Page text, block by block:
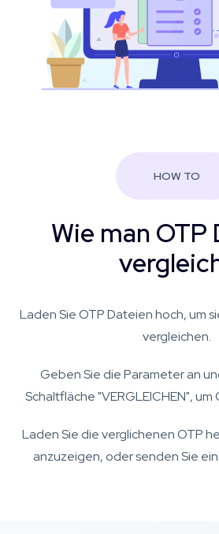
HOW TO
Wie man OTP
Laden Sie OTP Dateien hoch, um
vergleichen.
Geben Sie die Parameter an
Schaltfläche "VERGLEICHEN",
Laden Sie die verglichenen OTP
anzuzeigen, oder senden Sie